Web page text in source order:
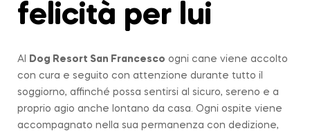
felicità per lui
Al Dog Resort San Francesco ogni cane viene accolto
con cura e seguito con attenzione durante tutto il
soggiorno, affinché possa sentirsi al sicuro, sereno e a
proprio agio anche lontano da casa. Ogni ospite viene
accompagnato nella sua permanenza con dedizione,